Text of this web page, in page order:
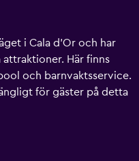
i Cala d'Or och har
Här finns
och barnvaktsservice.
för gäster på detta
värdeskåp
utomhusterrassen ett